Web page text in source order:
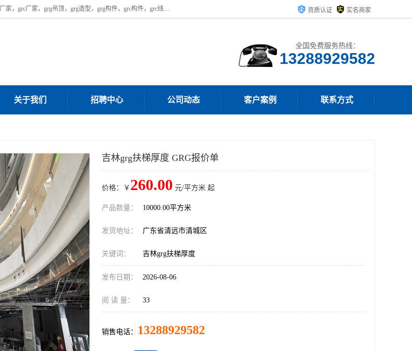
广东饰纪上品建材科技有限公司，主营广东grg厂家,广东grc厂家，grg材料，grc材料，grg厂家，grc厂家，grg吊顶，grg造型，grg构件，grc构件，grc线条，grc构件厂家,，grg材料生产厂家，grg材料定制，uhpc，uhpc厂家，uhpc外墙挂板，uhpc镂空幕墙板，厂房位于广东清远，如果您对我公司的产品服务感兴趣，请联系我们。 资质认证 实名商家
全国免费服务热线：
13288929582
关于我们 招聘中心 公司动态 客户案例 联系方式
吉林grg扶梯厚度 GRG报价单
价格：￥ 260.00 元/平方米 起
产品数量： 10000.00平方米
发货地址： 广东省清远市清城区
关键词： 吉林grg扶梯厚度
发布日期： 2026-08-06
阅 读 量： 33
销售电话： 13288929582